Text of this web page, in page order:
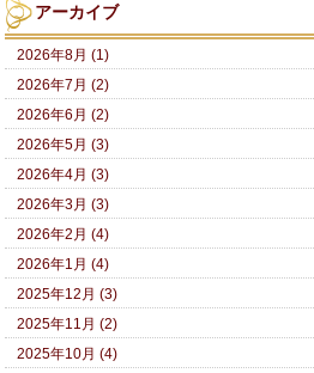
アーカイブ
2026年8月 (1)
2026年7月 (2)
2026年6月 (2)
2026年5月 (3)
2026年4月 (3)
2026年3月 (3)
2026年2月 (4)
2026年1月 (4)
2025年12月 (3)
2025年11月 (2)
2025年10月 (4)